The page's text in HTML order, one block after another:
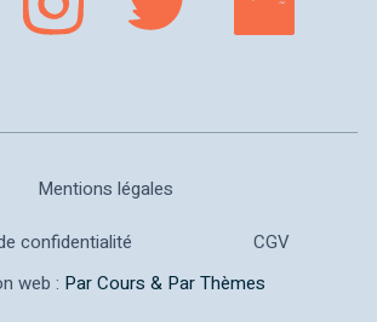
Mentions légales
confidentialité
CGV
web : Par Cours & Par Thèmes